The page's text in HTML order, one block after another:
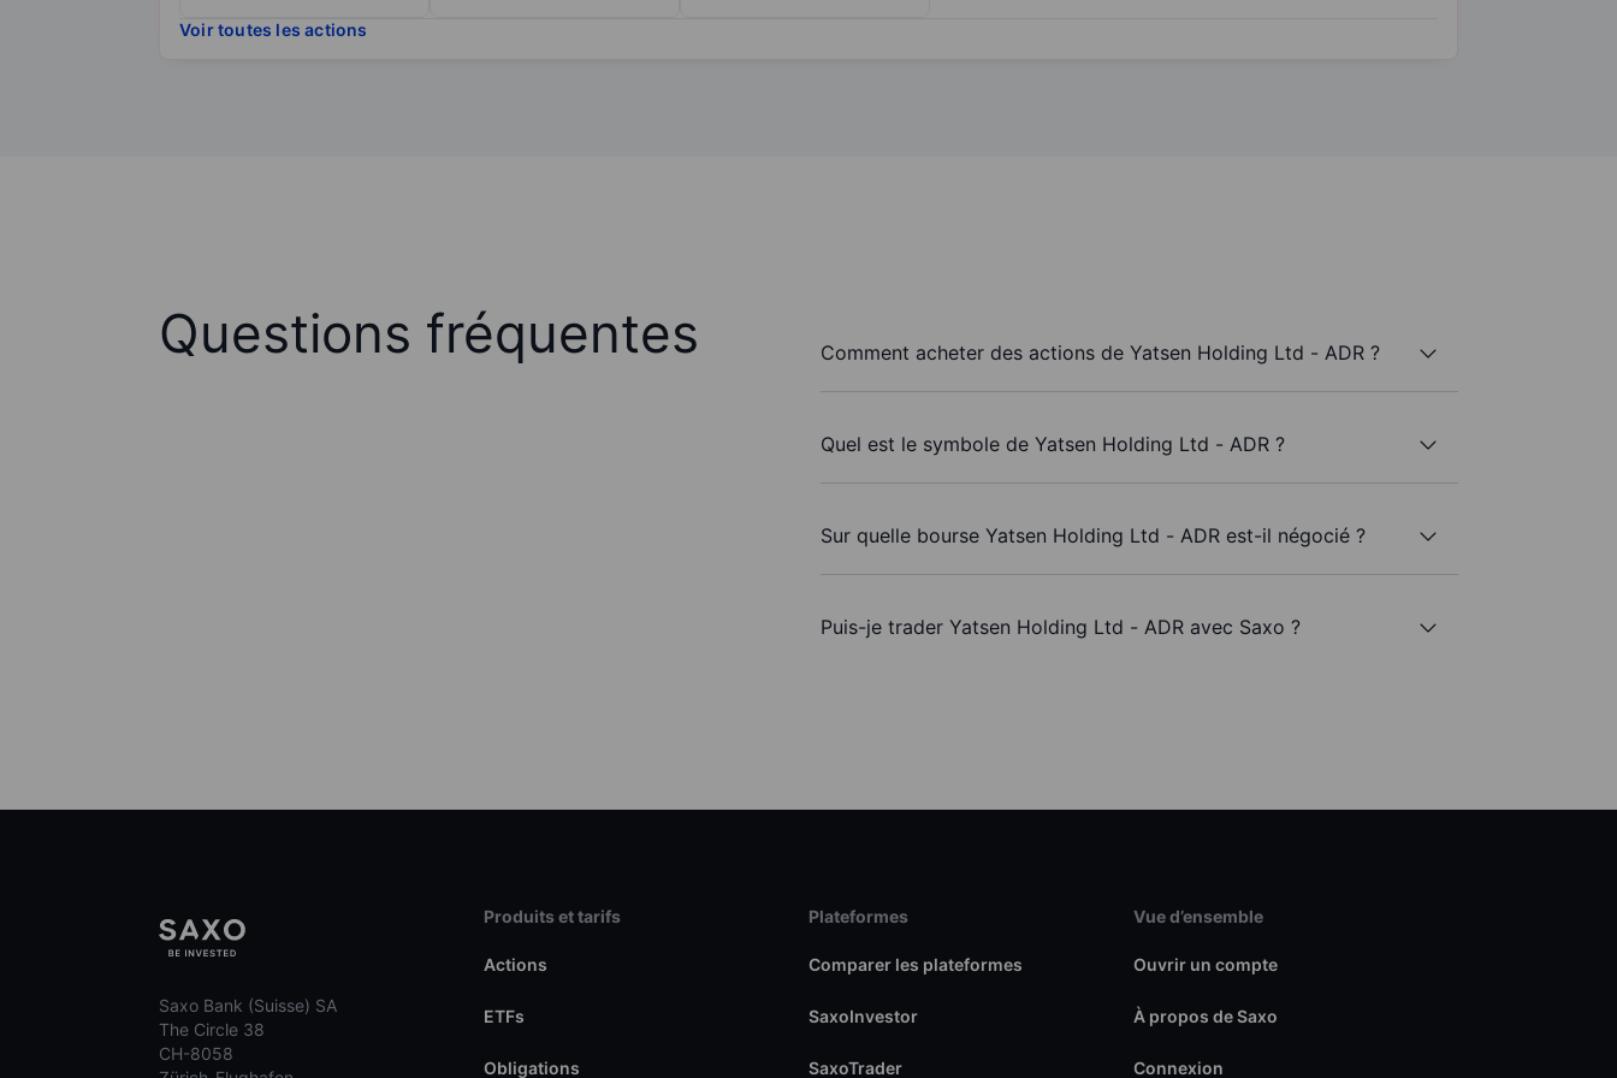
Voir toutes les actions
Questions fréquentes Comment acheter des actions de Yatsen Holding Ltd - ADR ?
Quel est le symbole de Yatsen Holding Ltd - ADR ?
Sur quelle bourse Yatsen Holding Ltd - ADR est-il négocié ?
Puis-je trader Yatsen Holding Ltd - ADR avec Saxo ?
Saxo Bank (Suisse) SA
The Circle 38
CH-8058
Produits et tarifs
Actions
ETFs
Obligations
Plateformes
Comparer les plateformes
SaxoInvestor
SaxoTrader
Vue d’ensemble
Ouvrir un compte
À propos de Saxo
Connexion